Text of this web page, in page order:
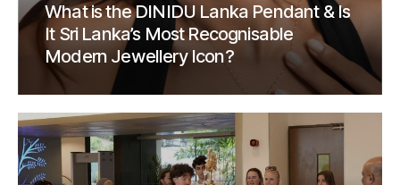
What is the DINIDU Lanka Pendant & Is
It Sri Lanka’s Most Recognisable
Modern Jewellery Icon?